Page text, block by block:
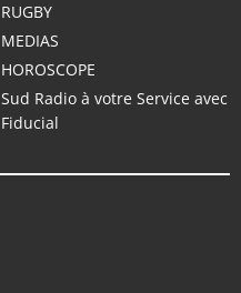
RUGBY
MEDIAS
HOROSCOPE
Sud Radio à votre Service avec
Fiducial